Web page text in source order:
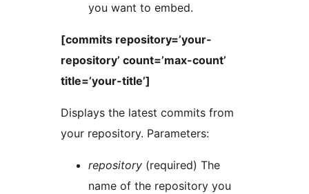
you want to embed.
[commits repository=’your-
repository’ count=’max-count’
title=’your-title’]
Displays the latest commits from
your repository. Parameters:
repository (required) The
name of the repository you